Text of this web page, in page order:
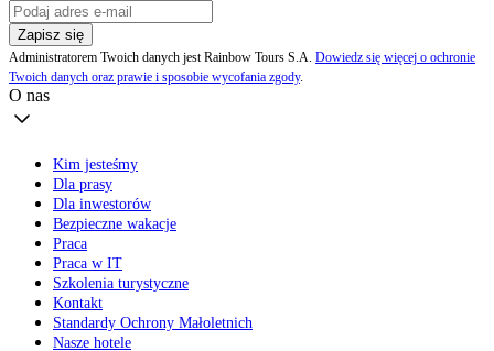
Zapisz się
Administratorem Twoich danych jest Rainbow Tours S.A. Dowiedz się więcej o ochronie
Twoich danych oraz prawie i sposobie wycofania zgody.
O nas
Kim jesteśmy
Dla prasy
Dla inwestorów
Bezpieczne wakacje
Praca
Praca w IT
Szkolenia turystyczne
Kontakt
Standardy Ochrony Małoletnich
Nasze hotele